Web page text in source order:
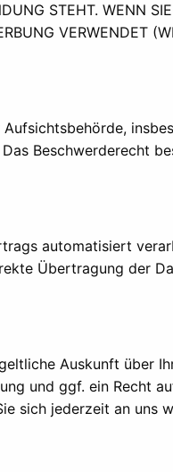
STEHT. WENN
VERWENDET
Beschwerderecht
automatisiert
Übertragung der
Auskunft über
und ggf. ein Recht
sich jederzeit an uns